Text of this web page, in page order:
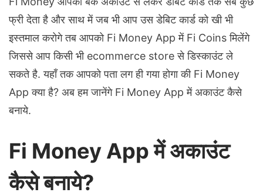
फ्री देता है और साथ में जब भी आप उस डेबिट कार्ड को खी भी
इस्तमाल करोगे तब आपको Fi Money App में Fi Coins मिलेंगे
जिससे आप किसी भी ecommerce store से डिस्काउंट ले
सकते है. यहाँ तक आपको पता लग ही गया होगा की Fi Money
App क्या है? अब हम जानेंगे Fi Money App में अकाउंट कैसे
बनाये.
Fi Money App में अकाउंट
कैसे बनाये?